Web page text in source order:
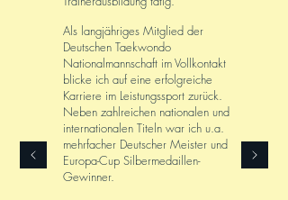
Als langjähriges Mitglied der
Deutschen Taekwondo
Nationalmannschaft im Vollkontakt
blicke ich auf eine erfolgreiche
Karriere im Leistungssport zurück.
Neben zahlreichen nationalen und
internationalen Titeln war ich u.a.
mehrfacher Deutscher Meister und
Europa-Cup Silbermedaillen-
Gewinner.